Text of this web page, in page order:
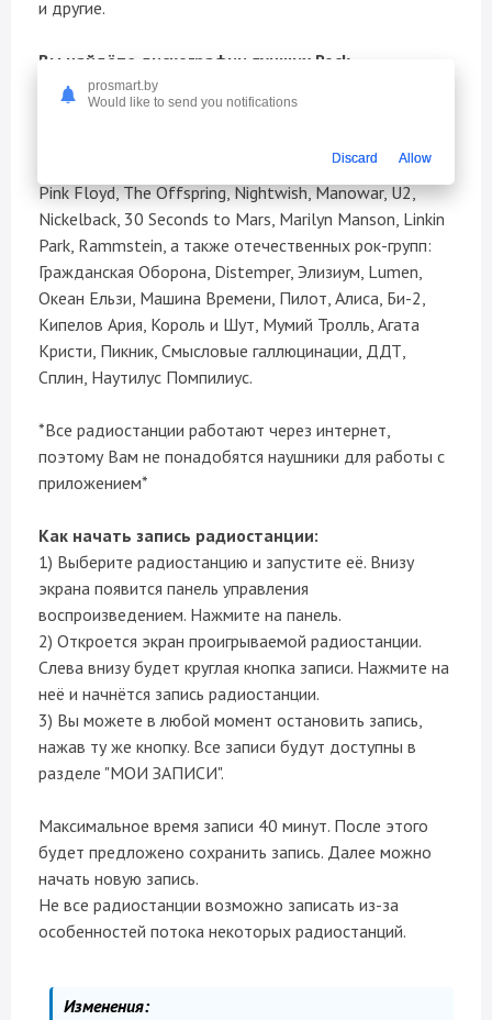
и другие.
Вы найдёте дискографии лучших Rock
исполнителей и групп:
ACDC, Queen, Metallica, Scorpions, Iron Maiden, Nirvana,
Elvis Presley, Beatles, Joe Cocker, Nazareth, Motorhead,
Pink Floyd, The Offspring, Nightwish, Manowar, U2,
Nickelback, 30 Seconds to Mars, Marilyn Manson, Linkin
Park, Rammstein, а также отечественных рок-групп:
Гражданская Оборона, Distemper, Элизиум, Lumen,
Океан Ельзи, Машина Времени, Пилот, Алиса, Би-2,
Кипелов Ария, Король и Шут, Мумий Тролль, Агата
Кристи, Пикник, Смысловые галлюцинации, ДДТ,
Сплин, Наутилус Помпилиус.
*Все радиостанции работают через интернет,
поэтому Вам не понадобятся наушники для работы с
приложением*
Как начать запись радиостанции:
1) Выберите радиостанцию и запустите её. Внизу
экрана появится панель управления
воспроизведением. Нажмите на панель.
2) Откроется экран проигрываемой радиостанции.
Слева внизу будет круглая кнопка записи. Нажмите на
неё и начнётся запись радиостанции.
3) Вы можете в любой момент остановить запись,
нажав ту же кнопку. Все записи будут доступны в
разделе "МОИ ЗАПИСИ".
Максимальное время записи 40 минут. После этого
будет предложено сохранить запись. Далее можно
начать новую запись.
Не все радиостанции возможно записать из-за
особенностей потока некоторых радиостанций.
Изменения:
prosmart.by
Would like to send you notifications
Discard Allow